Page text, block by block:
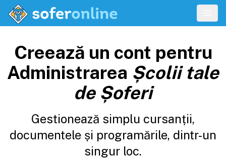
Creează un cont pentru
Administrarea Școlii tale
de Șoferi
Gestionează simplu cursanții,
documentele și programările, dintr-un
singur loc.